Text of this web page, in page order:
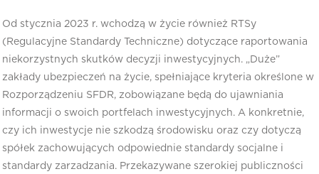
Od stycznia 2023 r. wchodzą w życie również RTSy
(Regulacyjne Standardy Techniczne) dotyczące raportowania
niekorzystnych skutków decyzji inwestycyjnych. „Duże”
zakłady ubezpieczeń na życie, spełniające kryteria określone w
Rozporządzeniu SFDR, zobowiązane będą do ujawniania
informacji o swoich portfelach inwestycyjnych. A konkretnie,
czy ich inwestycje nie szkodzą środowisku oraz czy dotyczą
spółek zachowujących odpowiednie standardy socjalne i
standardy zarzadzania. Przekazywane szerokiej publiczności